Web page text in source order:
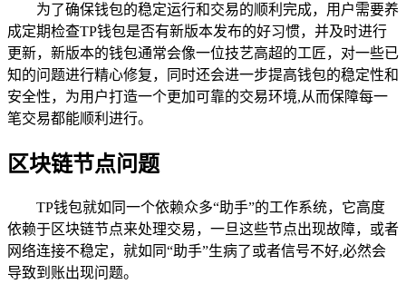
为了确保钱包的稳定运行和交易的顺利完成，用户需要养
成定期检查TP钱包是否有新版本发布的好习惯，并及时进行
更新，新版本的钱包通常会像一位技艺高超的工匠，对一些已
知的问题进行精心修复，同时还会进一步提高钱包的稳定性和
安全性，为用户打造一个更加可靠的交易环境,从而保障每一
笔交易都能顺利进行。
区块链节点问题
TP钱包就如同一个依赖众多“助手”的工作系统，它高度
依赖于区块链节点来处理交易，一旦这些节点出现故障，或者
网络连接不稳定，就如同“助手”生病了或者信号不好,必然会
导致到账出现问题。